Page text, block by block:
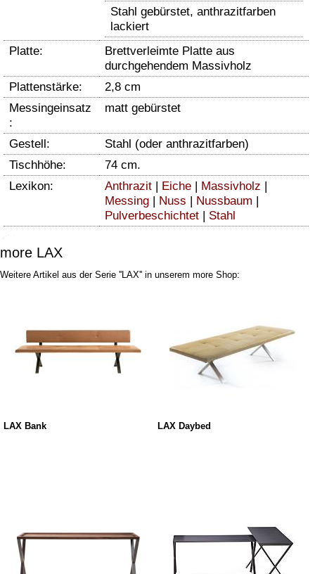
Stahl gebürstet, anthrazitfarben
lackiert
Platte:
Brettverleimte Platte aus
durchgehendem Massivholz
Plattenstärke:
2,8 cm
Messingeinsatz
:
matt gebürstet
Gestell:
Stahl (oder anthrazitfarben)
Tischhöhe:
74 cm.
Lexikon:
Anthrazit | Eiche | Massivholz |
Messing | Nuss | Nussbaum |
Pulverbeschichtet | Stahl
more LAX
Weitere Artikel aus der Serie ''LAX'' in unserem more Shop:
LAX Bank LAX Daybed